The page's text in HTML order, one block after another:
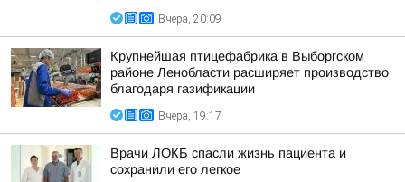
Вчера, 20:09
Крупнейшая птицефабрика в Выборгском
районе Ленобласти расширяет производство
благодаря газификации
Вчера, 19:17
Врачи ЛОКБ спасли жизнь пациента и
сохранили его легкое